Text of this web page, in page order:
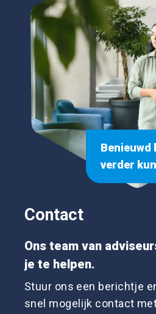
Benieuwd
verder
Contact
Ons team van
je te helpen.
Stuur ons een berichtje
snel mogelijk contact